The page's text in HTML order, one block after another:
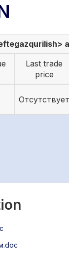
Last trade
price
Отсутствует